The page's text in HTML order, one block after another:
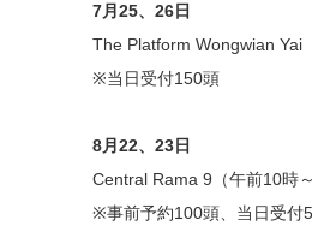
7月25、26日
The Platform Wongwian Yai
※当日受付150頭
8月22、23日
Central Rama 9（午前10時
※事前予約100頭、当日受付